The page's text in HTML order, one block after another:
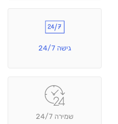
גישה 24/7
שמירה 24/7